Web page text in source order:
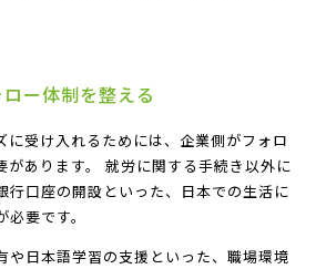
ー体制を整える
に受け入れるためには、企業側がフォロ
があります。 就労に関する手続き以外に
行口座の開設といった、日本での生活に
要です。
や日本語学習の支援といった、職場環境